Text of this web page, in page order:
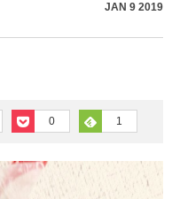
JAN 9 2019
0 1